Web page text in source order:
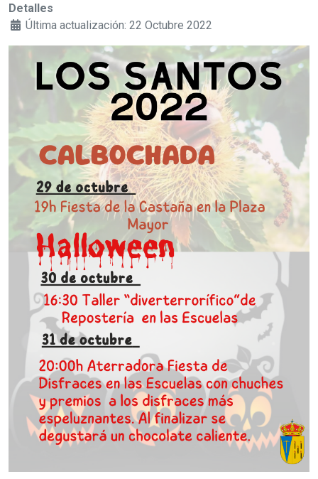
Detalles
Última actualización: 22 Octubre 2022